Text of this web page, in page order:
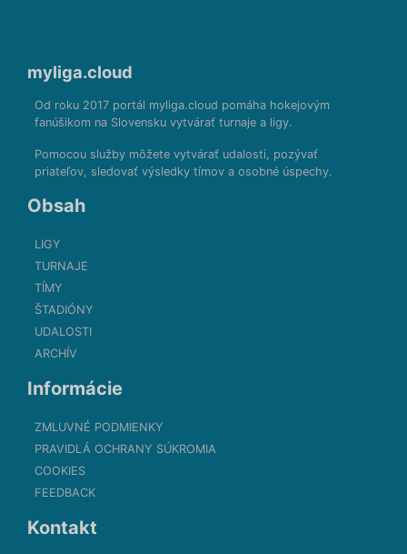
myliga.cloud
Od roku 2017 portál myliga.cloud pomáha hokejovým
fanúšikom na Slovensku vytvárať turnaje a ligy.
Pomocou služby môžete vytvárať udalosti, pozývať
priateľov, sledovať výsledky tímov a osobné úspechy.
Obsah
LIGY
TURNAJE
TÍMY
ŠTADIÓNY
UDALOSTI
ARCHÍV
Informácie
ZMLUVNÉ PODMIENKY
PRAVIDLÁ OCHRANY SÚKROMIA
COOKIES
FEEDBACK
Kontakt